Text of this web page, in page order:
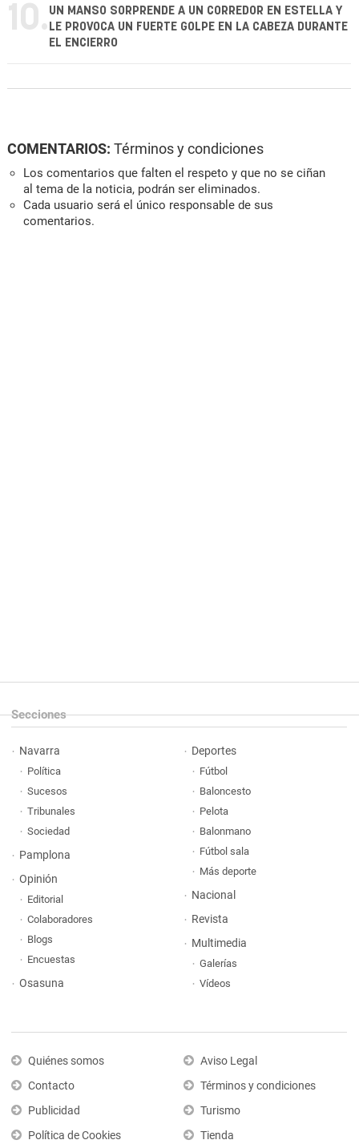
10. UN MANSO SORPRENDE A UN CORREDOR EN ESTELLA Y
LE PROVOCA UN FUERTE GOLPE EN LA CABEZA DURANTE
EL ENCIERRO
COMENTARIOS: Términos y condiciones
Los comentarios que falten el respeto y que no se ciñan
al tema de la noticia, podrán ser eliminados.
Cada usuario será el único responsable de sus
comentarios.
Secciones
Navarra
Política
Sucesos
Tribunales
Sociedad
Pamplona
Opinión
Editorial
Colaboradores
Blogs
Encuestas
Osasuna
Deportes
Fútbol
Baloncesto
Pelota
Balonmano
Fútbol sala
Más deporte
Nacional
Revista
Multimedia
Galerías
Vídeos
Quiénes somos
Contacto
Publicidad
Política de Cookies
Aviso Legal
Términos y condiciones
Turismo
Tienda